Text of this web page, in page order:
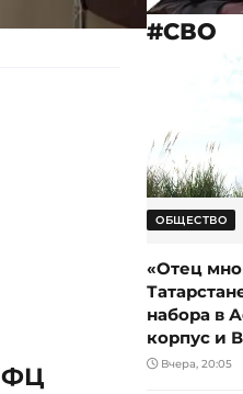
#СВО
ОБЩЕСТВО
«Отец
набора в
корпус и
Вчера, 20:05